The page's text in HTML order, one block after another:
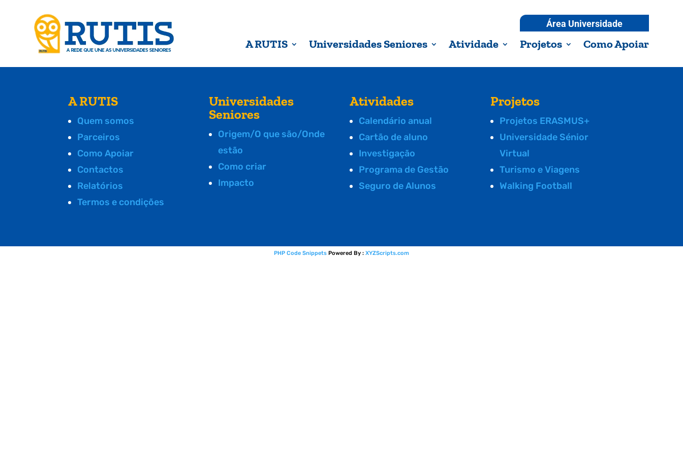
Área Universidade
A RUTIS Universidades Seniores Atividade Projetos Como Apoiar
A RUTIS
Quem somos
Parceiros
Como Apoiar
Contactos
Relatórios
Termos e condições
Universidades
Seniores
Origem/O que são/Onde
estão
Como criar
Impacto
Atividades
Calendário anual
Cartão de aluno
Investigação
Programa de Gestão
Seguro de Alunos
Projetos
Projetos ERASMUS+
Universidade Sénior
Virtual
Turismo e Viagens
Walking Football
PHP Code Snippets Powered By : XYZScripts.com